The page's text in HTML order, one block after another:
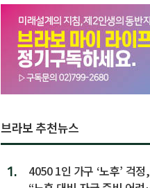
브라보 추천뉴스
1.
4050 1인 가구 ‘노후’ 걱정,